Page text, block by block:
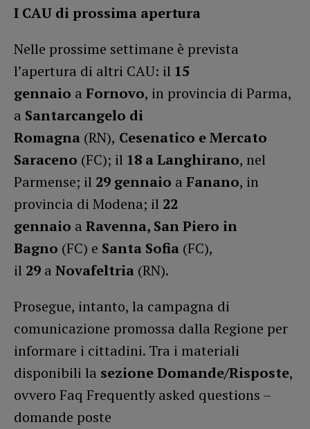
I CAU di prossima apertura
Nelle prossime settimane è prevista
l’apertura di altri CAU: il 15
gennaio a Fornovo, in provincia di Parma,
a Santarcangelo di
Romagna (RN), Cesenatico e Mercato
Saraceno (FC); il 18 a Langhirano, nel
Parmense; il 29 gennaio a Fanano, in
provincia di Modena; il 22
gennaio a Ravenna, San Piero in
Bagno (FC) e Santa Sofia (FC),
il 29 a Novafeltria (RN).
Prosegue, intanto, la campagna di
comunicazione promossa dalla Regione per
informare i cittadini. Tra i materiali
disponibili la sezione Domande/Risposte,
ovvero Faq Frequently asked questions –
domande poste